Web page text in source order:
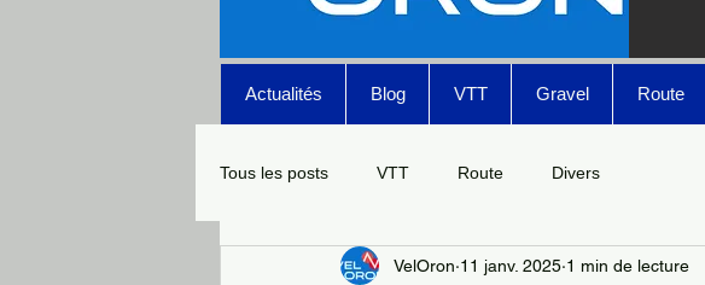
Actualités Blog VTT Gravel Route
Tous les posts VTT Route Divers
VelOron 11 janv. 2025 1 min de lecture